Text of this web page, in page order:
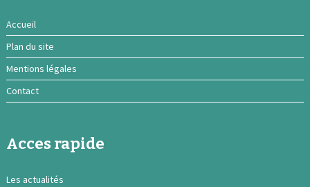
Accueil
Plan du site
Mentions légales
Contact
Acces rapide
Les actualités